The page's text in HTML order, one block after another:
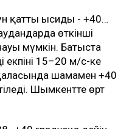
қатты ысиды - +40…
өткінші
мүмкін. Батыста
екпіні 15–20 м/с-ке
шамамен +40
Шымкентте өрт